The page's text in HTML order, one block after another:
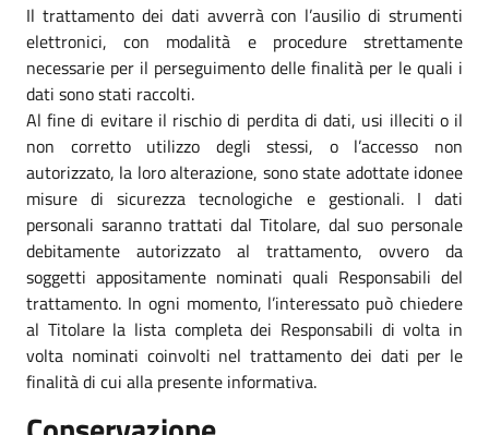
Il trattamento dei dati avverrà con l’ausilio di strumenti
elettronici, con modalità e procedure strettamente
necessarie per il perseguimento delle finalità per le quali i
dati sono stati raccolti.
Al fine di evitare il rischio di perdita di dati, usi illeciti o il
non corretto utilizzo degli stessi, o l’accesso non
autorizzato, la loro alterazione, sono state adottate idonee
misure di sicurezza tecnologiche e gestionali. I dati
personali saranno trattati dal Titolare, dal suo personale
debitamente autorizzato al trattamento, ovvero da
soggetti appositamente nominati quali Responsabili del
trattamento. In ogni momento, l’interessato può chiedere
al Titolare la lista completa dei Responsabili di volta in
volta nominati coinvolti nel trattamento dei dati per le
finalità di cui alla presente informativa.